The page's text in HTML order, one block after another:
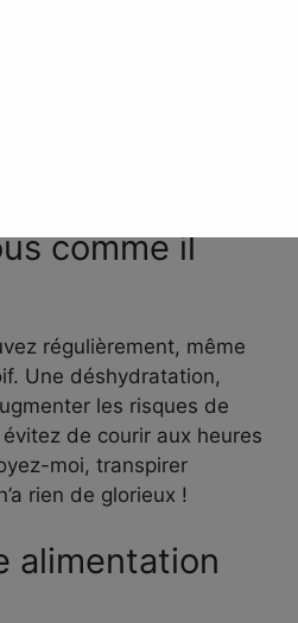
comme il
régulièrement, même
Une déshydratation,
les risques de
de courir aux heures
moi, transpirer
rien de glorieux !
alimentation